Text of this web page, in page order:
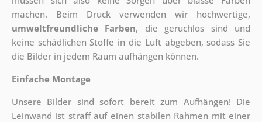
machen. Beim Druck verwenden wir hochwertige,
umweltfreundliche Farben, die geruchlos sind und
keine schädlichen Stoffe in die Luft abgeben, sodass Sie
die Bilder in jedem Raum aufhängen können.
Einfache Montage
Unsere Bilder sind sofort bereit zum Aufhängen! Die
Leinwand ist straff auf einen stabilen Rahmen mit einer